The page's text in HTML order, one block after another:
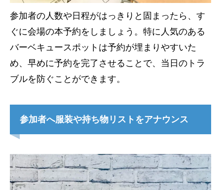
参加者の人数や日程がはっきりと固まったら、す
ぐに会場の本予約をしましょう。特に人気のある
バーベキュースポットは予約が埋まりやすいた
め、早めに予約を完了させることで、当日のトラ
ブルを防ぐことができます。
参加者へ服装や持ち物リストをアナウンス